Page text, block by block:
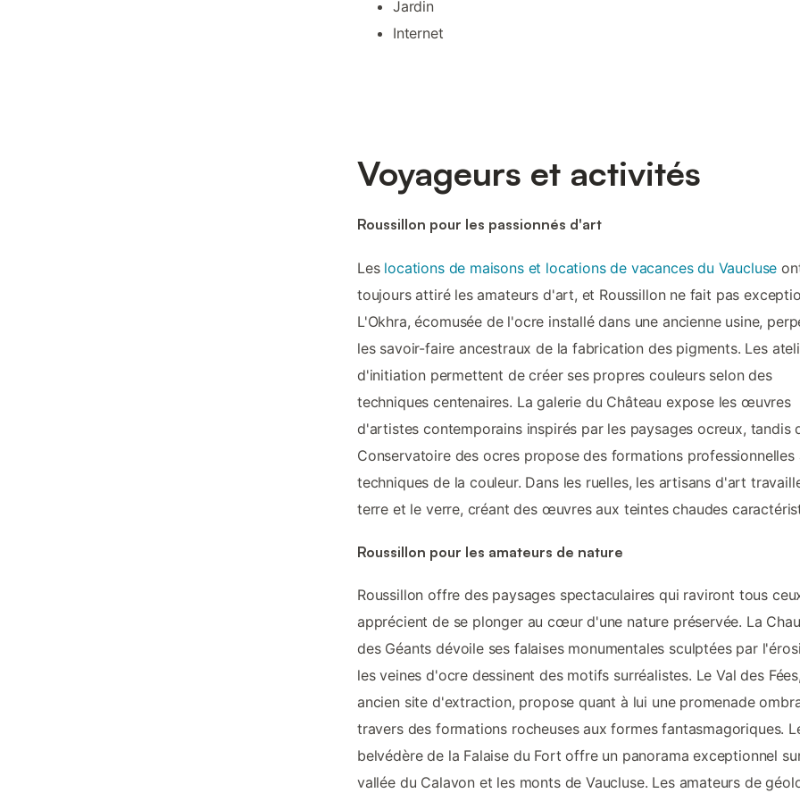
Jardin
Internet
Voyageurs et activités
Roussillon pour les passionnés d'art
Les locations de maisons et locations de vacances du Vaucluse
toujours attiré les amateurs d'art, et Roussillon ne fait pas
L'Okhra, écomusée de l'ocre installé dans une ancienne usine,
les savoir-faire ancestraux de la fabrication des pigments. Les
d'initiation permettent de créer ses propres couleurs selon des
techniques centenaires. La galerie du Château expose les œuvres
d'artistes contemporains inspirés par les paysages ocreux, tandis
Conservatoire des ocres propose des formations professionnelles
techniques de la couleur. Dans les ruelles, les artisans d'art
terre et le verre, créant des œuvres aux teintes chaudes
Roussillon pour les amateurs de nature
Roussillon offre des paysages spectaculaires qui raviront tous
apprécient de se plonger au cœur d'une nature préservée. La
des Géants dévoile ses falaises monumentales sculptées par
les veines d'ocre dessinent des motifs surréalistes. Le Val des
ancien site d'extraction, propose quant à lui une promenade
travers des formations rocheuses aux formes fantasmagoriques.
belvédère de la Falaise du Fort offre un panorama exceptionnel
vallée du Calavon et les monts de Vaucluse. Les amateurs de